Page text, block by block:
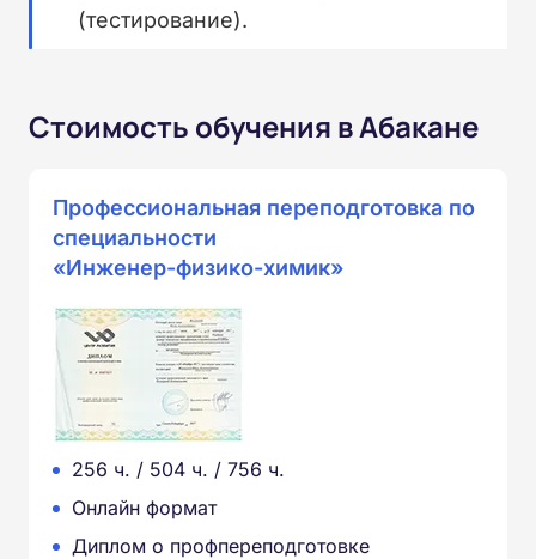
(тестирование).
Стоимость обучения в Абакане
Профессиональная переподготовка по
специальности
«Инженер-физико-химик»
256 ч. / 504 ч. / 756 ч.
Онлайн формат
Диплом о профпереподготовке